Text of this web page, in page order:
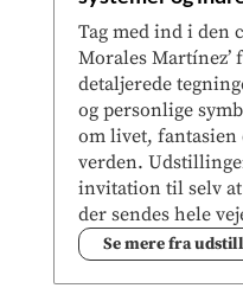
Tag med ind i den
Morales
detaljerede
og personlige
om livet, fantasien
verden.
invitation til selv
der sendes hele
Se mere fra